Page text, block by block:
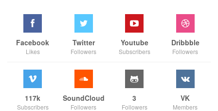
Facebook
Likes
Twitter
Followers
Youtube
Subscribers
Dribbble
Followers
117k
Subscribers
SoundCloud
Followers
3
Followers
VK
Members